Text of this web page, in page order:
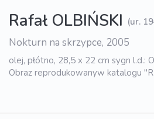
Rafał OLBIŃSKI (ur.
Nokturn na skrzypce, 2005
olej, płótno, 28,5 x 22 cm sygn l.d.:
Obraz reprodukowanyw katalogu